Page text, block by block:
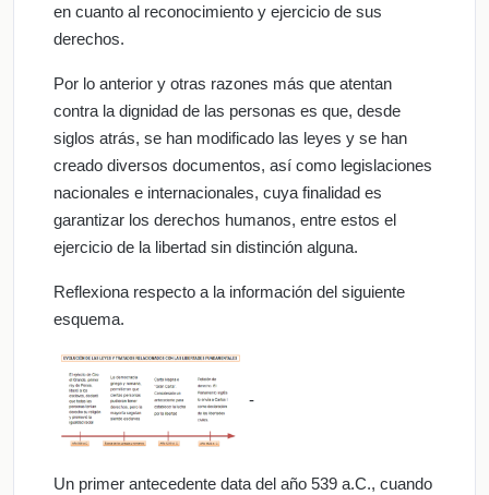
en cuanto al reconocimiento y ejercicio de sus
derechos.
Por lo anterior y otras razones más que atentan
contra la dignidad de las personas es que, desde
siglos atrás, se han modificado las leyes y se han
creado diversos documentos, así como legislaciones
nacionales e internacionales, cuya finalidad es
garantizar los derechos humanos, entre estos el
ejercicio de la libertad sin distinción alguna.
Reflexiona respecto a la información del siguiente
esquema.
-
Un primer antecedente data del año 539 a.C., cuando